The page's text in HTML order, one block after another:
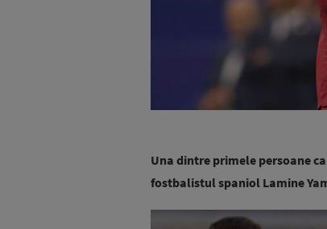
Una dintre primele persoane
fostbalistul spaniol Lamine